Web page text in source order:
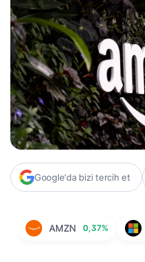
Google'da bizi tercih et
AMZN 0,37%